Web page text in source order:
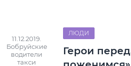
11.12.2019.
Бобруйские
водители
такси
ЛЮДИ
Герои